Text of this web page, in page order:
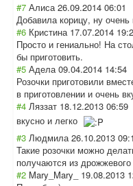
#7 Алиса 26.09.2014 06:01
Добавила корицу, ну очень
#6 Кристина 17.07.2014
Просто и гениально! На
бы приготовить.
#5 Адела 09.04.2014 14:54
Розочки приготовили
в приготовлении и очень
#4 Ляззат 18.12.2013 06:59
вкусно и легко
#3 Людмила 26.10.2013
Такие розочки можно
получаются из
#2 Mary_Mary_
19.08.2013